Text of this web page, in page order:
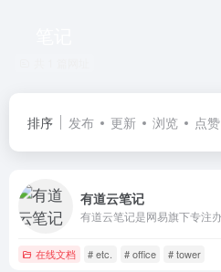
排序 发布 更新 浏览 点赞
有道云笔记
在线文档 # etc. # office # tower